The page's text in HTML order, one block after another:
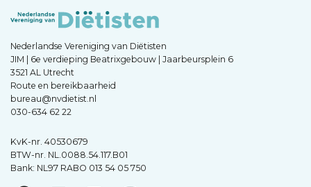
Nederlandse Vereniging van Diëtisten
JIM | 6e verdieping Beatrixgebouw | Jaarbeursplein 6
3521 AL Utrecht
Route en bereikbaarheid
bureau@nvdietist.nl
030-634 62 22
KvK-nr. 40530679
BTW-nr. NL.0088.54.117.B01
Bank: NL97 RABO 013 54 05 750